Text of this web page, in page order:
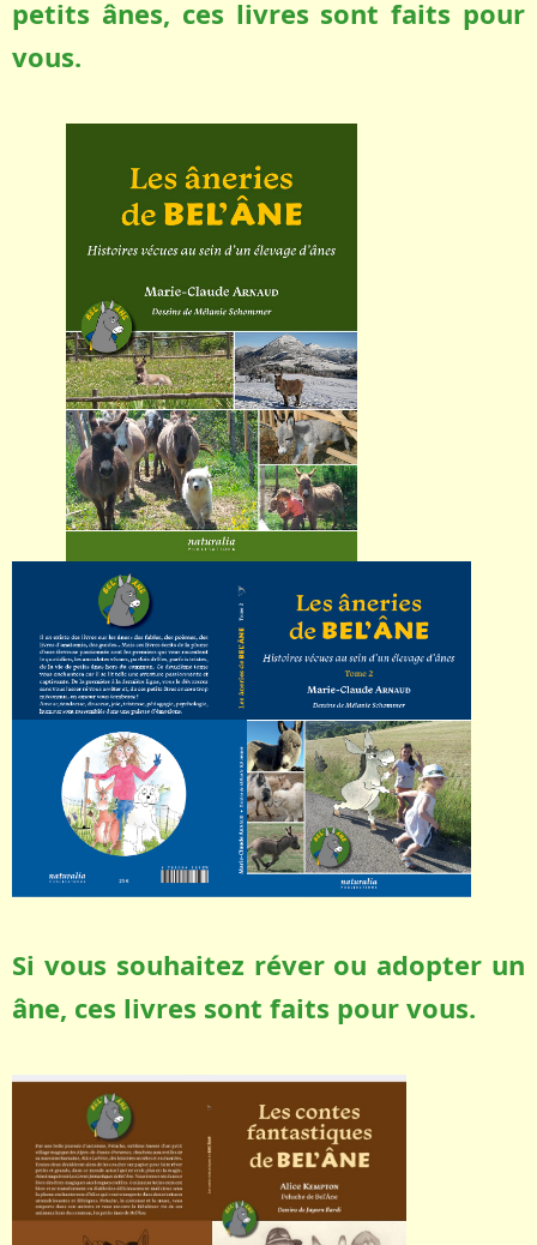
petits ânes, ces livres sont faits pour
vous.
Si vous souhaitez réver ou adopter un
âne, ces livres sont faits pour vous.